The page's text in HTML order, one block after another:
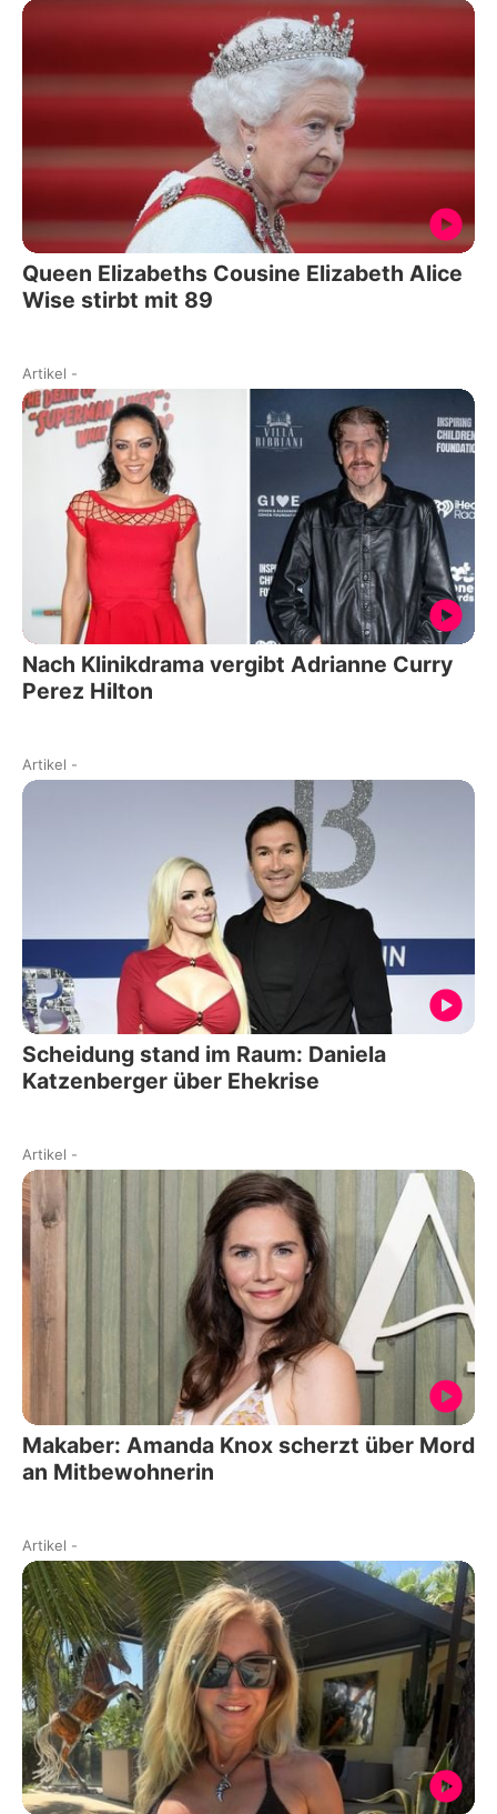
Queen Elizabeths Cousine Elizabeth Alice
Wise stirbt mit 89
Artikel -
Nach Klinikdrama vergibt Adrianne Curry
Perez Hilton
Artikel -
Scheidung stand im Raum: Daniela
Katzenberger über Ehekrise
Artikel -
Makaber: Amanda Knox scherzt über Mord
an Mitbewohnerin
Artikel -